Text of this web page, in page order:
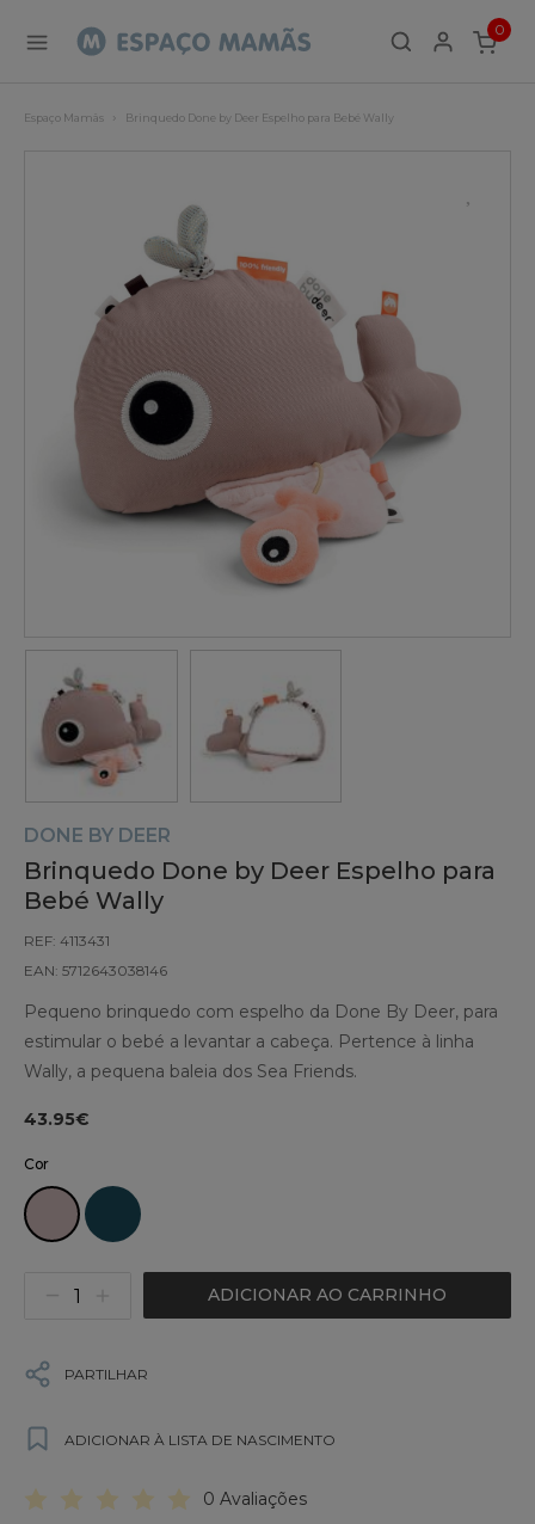
0
ITEMS
Espaço Mamãs Brinquedo Done by Deer Espelho para Bebé Wally
DONE BY DEER
Brinquedo Done by Deer Espelho para
Bebé Wally
REF: 4113431
EAN: 5712643038146
Pequeno brinquedo com espelho da Done By Deer, para
estimular o bebé a levantar a cabeça. Pertence à linha
Wally, a pequena baleia dos Sea Friends.
43.95€
Cor
ADICIONAR AO CARRINHO
PARTILHAR
ADICIONAR À LISTA DE NASCIMENTO
0 Avaliações